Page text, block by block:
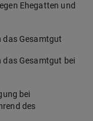
Ehegatten und
das Gesamtgut
Gesamtgut bei
bei
des